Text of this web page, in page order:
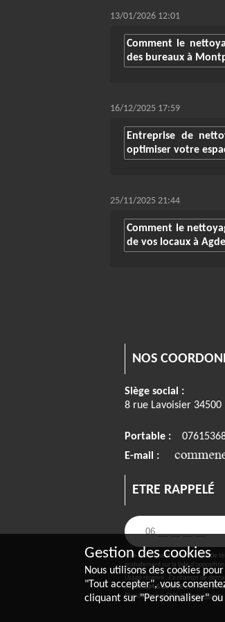
Gestion des cookies
Nous utilisons des cookies
"Tout accepter", vous
cliquant sur "Personnaliser"
13/01/2026 12:01
Comment le
des bureaux à
16/12/2025 17:59
Entreprise de
optimiser votre
25/11/2025 21:44
Comment le
de vos locaux à
NOS
Siège social :
8 rue Lavoisier 34500
Portable :
E-mail :
ETRE RAPPELÉ
« En renseignant votre numéro de
gratuitement sur la liste
Usage réservé : Ce champs de
à l'Art. L34-5 du CPCEet à l'Art. 21
Plus d'infos surCNILetSignal-Spam.